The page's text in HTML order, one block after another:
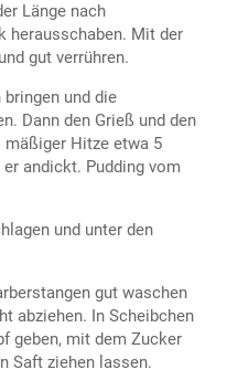
Länge nach
herausschaben. Mit der
gut verrühren.
und die
Dann den Grieß und den
mäßiger Hitze etwa 5
andickt. Pudding vom
und unter den
gut waschen
abziehen. In Scheibchen
geben, mit dem Zucker
Saft ziehen lassen.